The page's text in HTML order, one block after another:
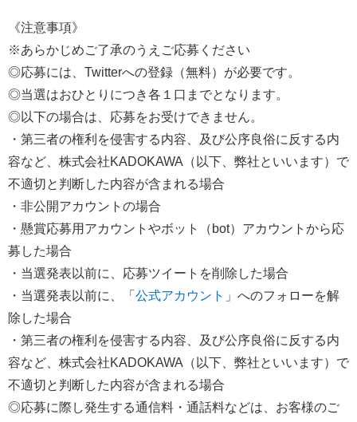
《注意事項》
※あらかじめご了承のうえご応募ください
◎応募には、Twitterへの登録（無料）が必要です。
◎当選はおひとりにつき各１口までとなります。
◎以下の場合は、応募をお受けできません。
・第三者の権利を侵害する内容、及び公序良俗に反する内
容など、株式会社KADOKAWA（以下、弊社といいます）で
不適切と判断した内容が含まれる場合
・非公開アカウントの場合
・懸賞応募用アカウントやボット（bot）アカウントから応
募した場合
・当選発表以前に、応募ツイートを削除した場合
・当選発表以前に、「 公式アカウント 」へのフォローを解
除した場合
・第三者の権利を侵害する内容、及び公序良俗に反する内
容など、株式会社KADOKAWA（以下、弊社といいます）で
不適切と判断した内容が含まれる場合
◎応募に際し発生する通信料・通話料などは、お客様のご